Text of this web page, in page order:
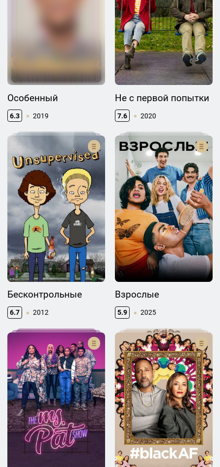
Особенный
6.3 2019
Не с первой попытки
7.6 2020
Бесконтрольные
6.7 2012
Взрослые
5.9 2025